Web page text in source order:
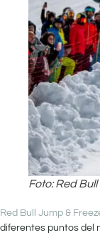
Foto: Red
Red Bull Jump &
diferentes puntos del